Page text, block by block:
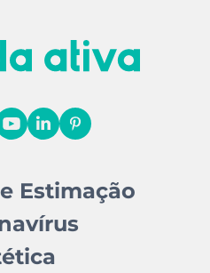
Estimação